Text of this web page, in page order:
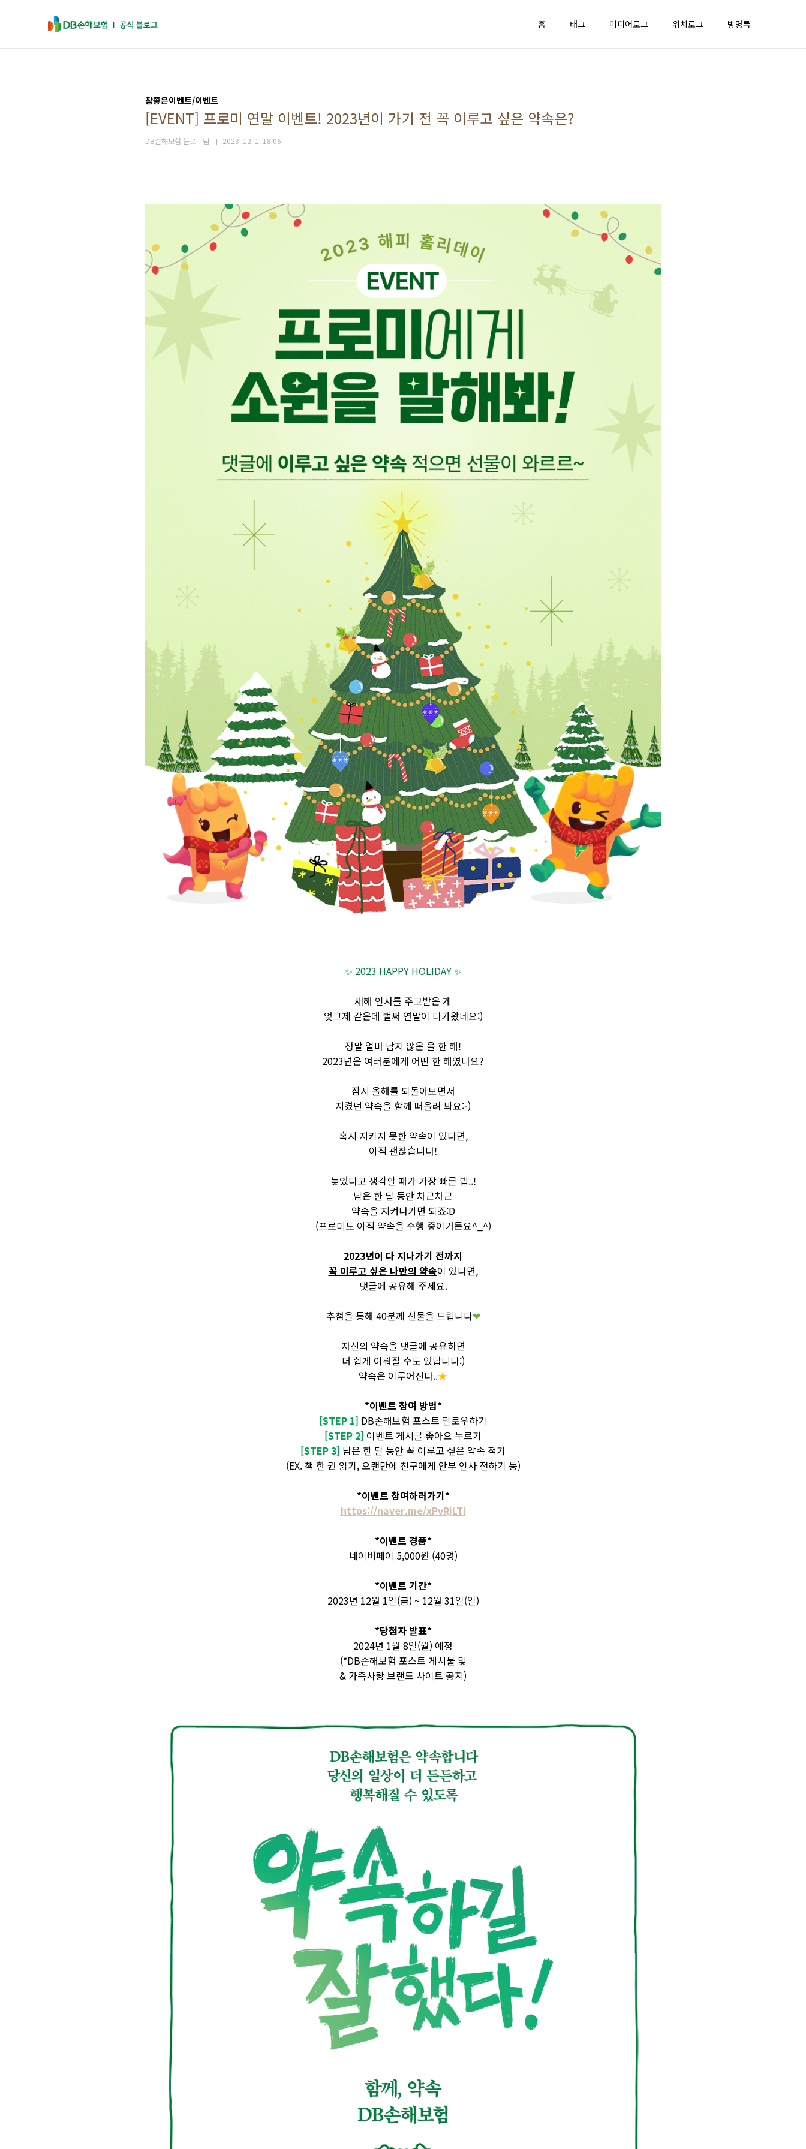
홈
태그 미디어로그 위치로그 방명록
참좋은이벤트/이벤트
[EVENT] 프로미 연말 이벤트! 2023년이 가기 전 꼭 이루고 싶은 약속은?
DB손해보험 블로그팀 2023. 12. 1. 18:06
✨ 2023 HAPPY HOLIDAY✨
새해 인사를 주고받은 게
엊그제 같은데 벌써 연말이 다가왔네요:)
정말 얼마 남지 않은 올 한 해!
2023년은 여러분에게 어떤 한 해였나요?
잠시 올해를 되돌아보면서
지켰던 약속을 함께 떠올려 봐요:-)
혹시 지키지 못한 약속이 있다면,
아직 괜찮습니다!
늦었다고 생각할 때가 가장 빠른 법..!
남은 한 달 동안 차근차근
약속을 지켜나가면 되죠:D
(프로미도 아직 약속을 수행 중이거든요^_^)
2023년이 다 지나가기 전까지
꼭 이루고 싶은 나만의 약속이 있다면,
댓글에 공유해 주세요.
추첨을 통해 40분께 선물을 드립니다❤
자신의 약속을 댓글에 공유하면
더 쉽게 이뤄질 수도 있답니다:)
약속은 이루어진다..★
*이벤트 참여 방법*
[STEP 1] DB손해보험 포스트 팔로우하기
[STEP 2] 이벤트 게시글 좋아요 누르기
[STEP 3] 남은 한 달 동안 꼭 이루고 싶은 약속 적기
(EX. 책 한 권 읽기, 오랜만에 친구에게 안부 인사 전하기 등)
*이벤트 참여하러가기*
https://naver.me/xPvRjLTi
*이벤트 경품*
네이버페이 5,000원 (40명)
*이벤트 기간*
2023년 12월 1일(금) ~ 12월 31일(일)
*당첨자 발표*
2024년 1월 8일(월) 예정
(*DB손해보험 포스트 게시물 및
& 가족사랑 브랜드 사이트 공지)